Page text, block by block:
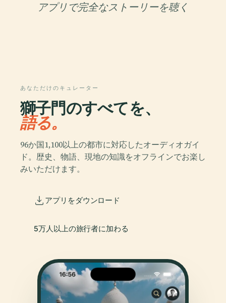
アプリで完全なストーリーを聴く
あなただけのキュレーター
獅子門のすべてを、
語る。
96か国1,100以上の都市に対応したオーディオガイ
ド。歴史、物語、現地の知識をオフラインでお楽し
みいただけます。
アプリをダウンロード
5万人以上の旅行者に加わる